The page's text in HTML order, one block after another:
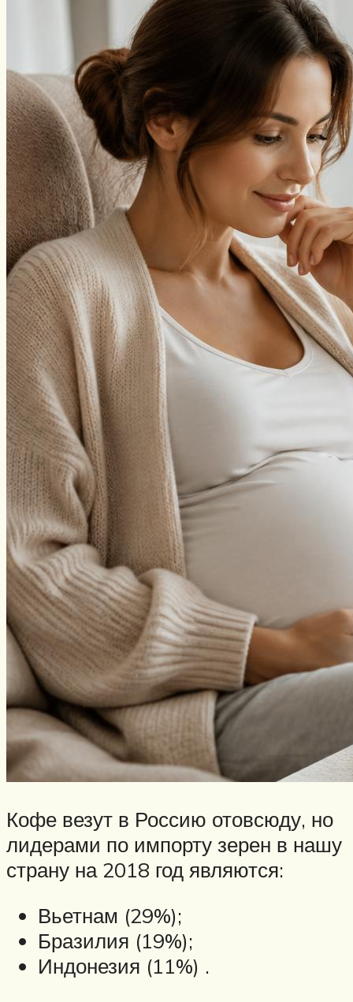
Кофе везут в Россию отовсюду, но
лидерами по импорту зерен в нашу
страну на 2018 год являются:
Вьетнам (29%);
Бразилия (19%);
Индонезия (11%) .